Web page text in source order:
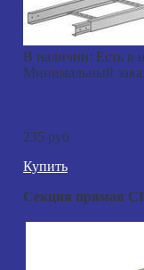
В наличии: Есть в
Минимальный
235 руб
Купить
Секция прямая